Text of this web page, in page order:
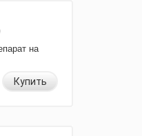
на
Купить